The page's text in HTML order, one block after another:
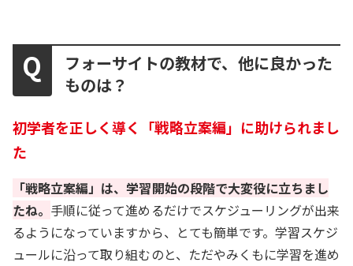
フォーサイトの教材で、他に良かった
ものは？
初学者を正しく導く「戦略立案編」に助けられまし
た
「戦略立案編」は、学習開始の段階で大変役に立ちまし
たね。 手順に従って進めるだけでスケジューリングが出来
るようになっていますから、とても簡単です。学習スケジ
ュールに沿って取り組むのと、ただやみくもに学習を進め